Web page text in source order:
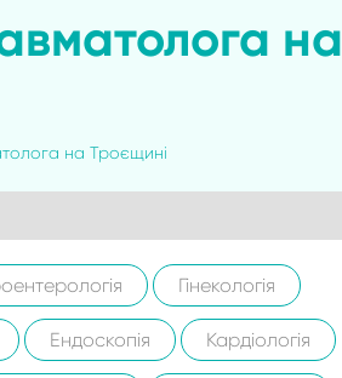
на
на Троєщині
Гінекологія
Ендоскопія Кардіологія